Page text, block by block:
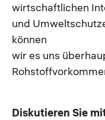
wirtschaftlichen
und
können
wir es uns
Diskutieren Sie